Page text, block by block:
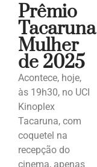
Prêmio
Tacaruna
Mulher
de 2025
Acontece, hoje,
às 19h30, no UCI
Kinoplex
Tacaruna, com
coquetel na
recepção do
cinema, apenas